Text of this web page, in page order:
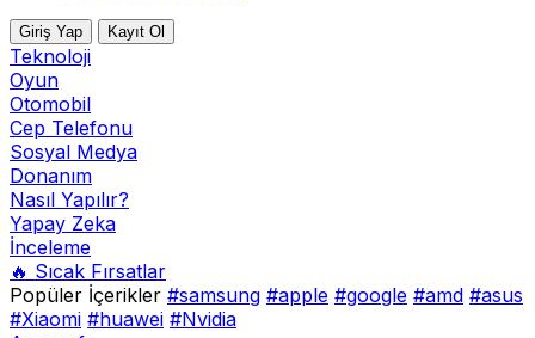
Giriş Yap Kayıt Ol
Teknoloji
Oyun
Otomobil
Cep Telefonu
Sosyal Medya
Donanım
Nasıl Yapılır?
Yapay Zeka
İnceleme
🔥 Sıcak Fırsatlar
Popüler İçerikler #samsung #apple #google #amd #asus
#Xiaomi #huawei #Nvidia